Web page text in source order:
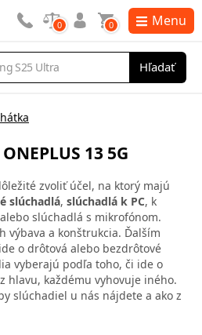
Hľadať
0 0 Menu
13 5G
zvoliť účel, na ktorý majú
slúchadlá, slúchadlá k PC, k
slúchadlá s mikrofónom.
výbava a konštrukcia. Ďalším
o drôtová alebo bezdrôtové
vyberajú podľa toho, či ide o
hlavu, každému vyhovuje iného.
slúchadiel u nás nájdete a ako z